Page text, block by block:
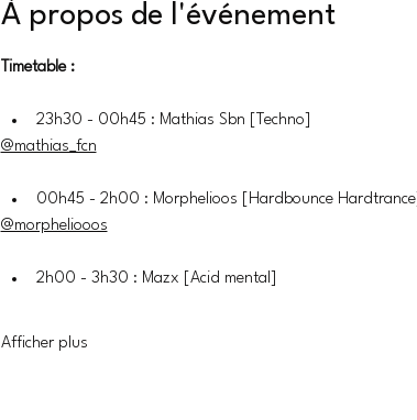
À propos de l'événement
Timetable :
23h30 - 00h45 : Mathias Sbn [Techno]
@mathias_fcn
00h45 - 2h00 : Morphelioos [Hardbounce Hardtrance]
@morpheliooos
2h00 - 3h30 : Mazx [Acid mental]
Afficher plus